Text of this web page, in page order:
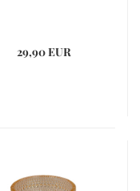
29,90 EUR